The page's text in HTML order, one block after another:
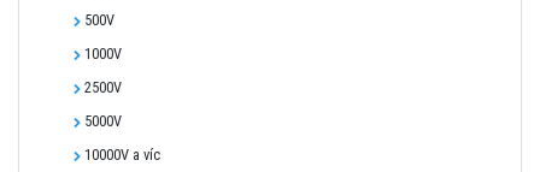
500V
1000V
2500V
5000V
10000V a víc